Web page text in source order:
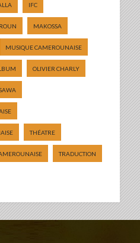
IFC
MAKOSSA
MUSIQUE CAMEROUNAISE
OLIVIER CHARLY
THÉATRE
TRADUCTION